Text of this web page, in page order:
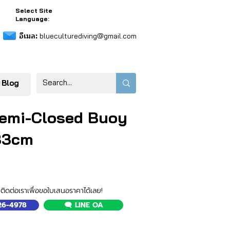
Select Site
Language:
อีเมล: blueculturediving@gmail.com
Blog
Closed Buoy
ติดต่อเราเพื่อขอใบเสนอราคาได้เลย!
4978
🗨️ LINE OA